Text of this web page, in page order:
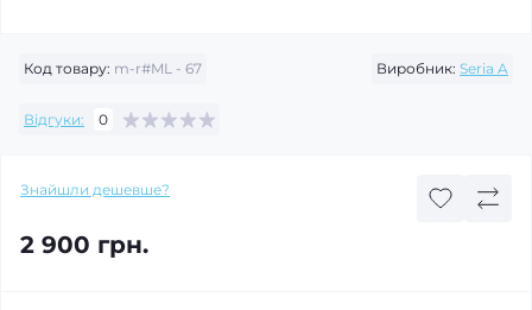
Код товару: m-r#ML - 67 Виробник: Seria A
Відгуки: 0
Знайшли дешевше?
2 900 грн.